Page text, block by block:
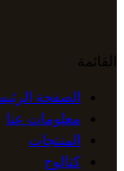
القائمة
الصفحة
معلومات عنا
المنتجات
كتالوج